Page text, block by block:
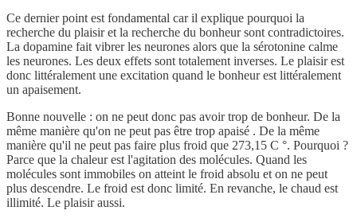
Ce dernier point est fondamental car il explique pourquoi la
recherche du plaisir et la recherche du bonheur sont contradictoires.
La dopamine fait vibrer les neurones alors que la sérotonine calme
les neurones. Les deux effets sont totalement inverses. Le plaisir est
donc littéralement une excitation quand le bonheur est littéralement
un apaisement.
Bonne nouvelle : on ne peut donc pas avoir trop de bonheur. De la
même manière qu'on ne peut pas être trop apaisé . De la même
manière qu'il ne peut pas faire plus froid que 273,15 C °. Pourquoi ?
Parce que la chaleur est l'agitation des molécules. Quand les
molécules sont immobiles on atteint le froid absolu et on ne peut
plus descendre. Le froid est donc limité. En revanche, le chaud est
illimité. Le plaisir aussi.